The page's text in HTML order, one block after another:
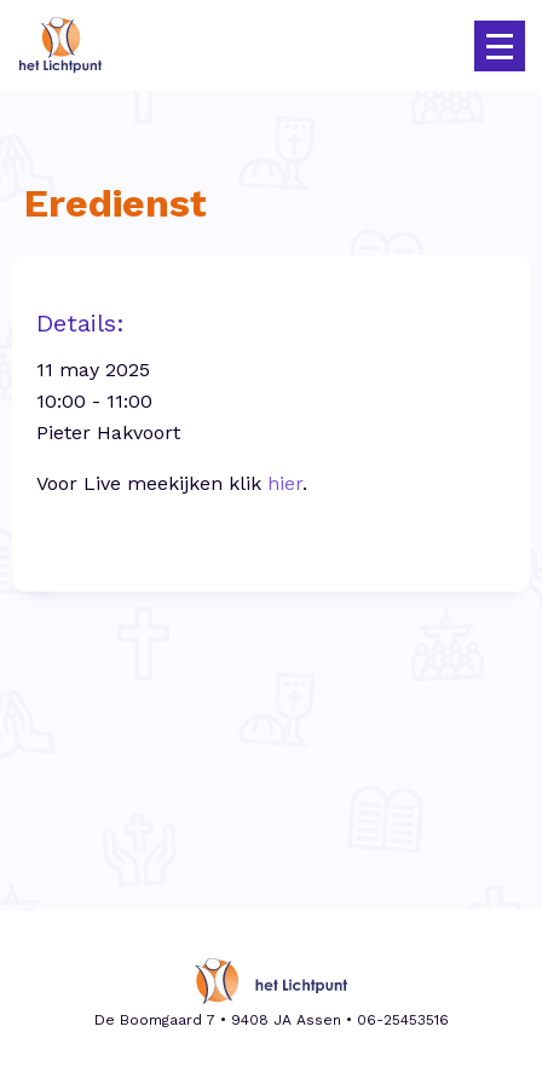
Eredienst
Details:
11 may 2025
10:00 - 11:00
Pieter Hakvoort
Voor Live meekijken klik hier.
De Boomgaard 7 • 9408 JA Assen • 06-25453516